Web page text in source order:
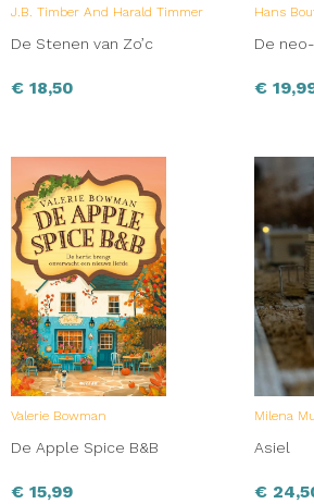
J.B. Timber And Harald Timmer
De Stenen van Zo’c
€ 18,50
Hans
De
€
Valerie Bowman
De Apple Spice B&B
€ 15,99
Milena
Asiel
€